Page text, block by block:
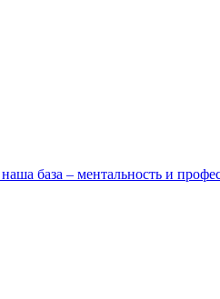
база – ментальность и